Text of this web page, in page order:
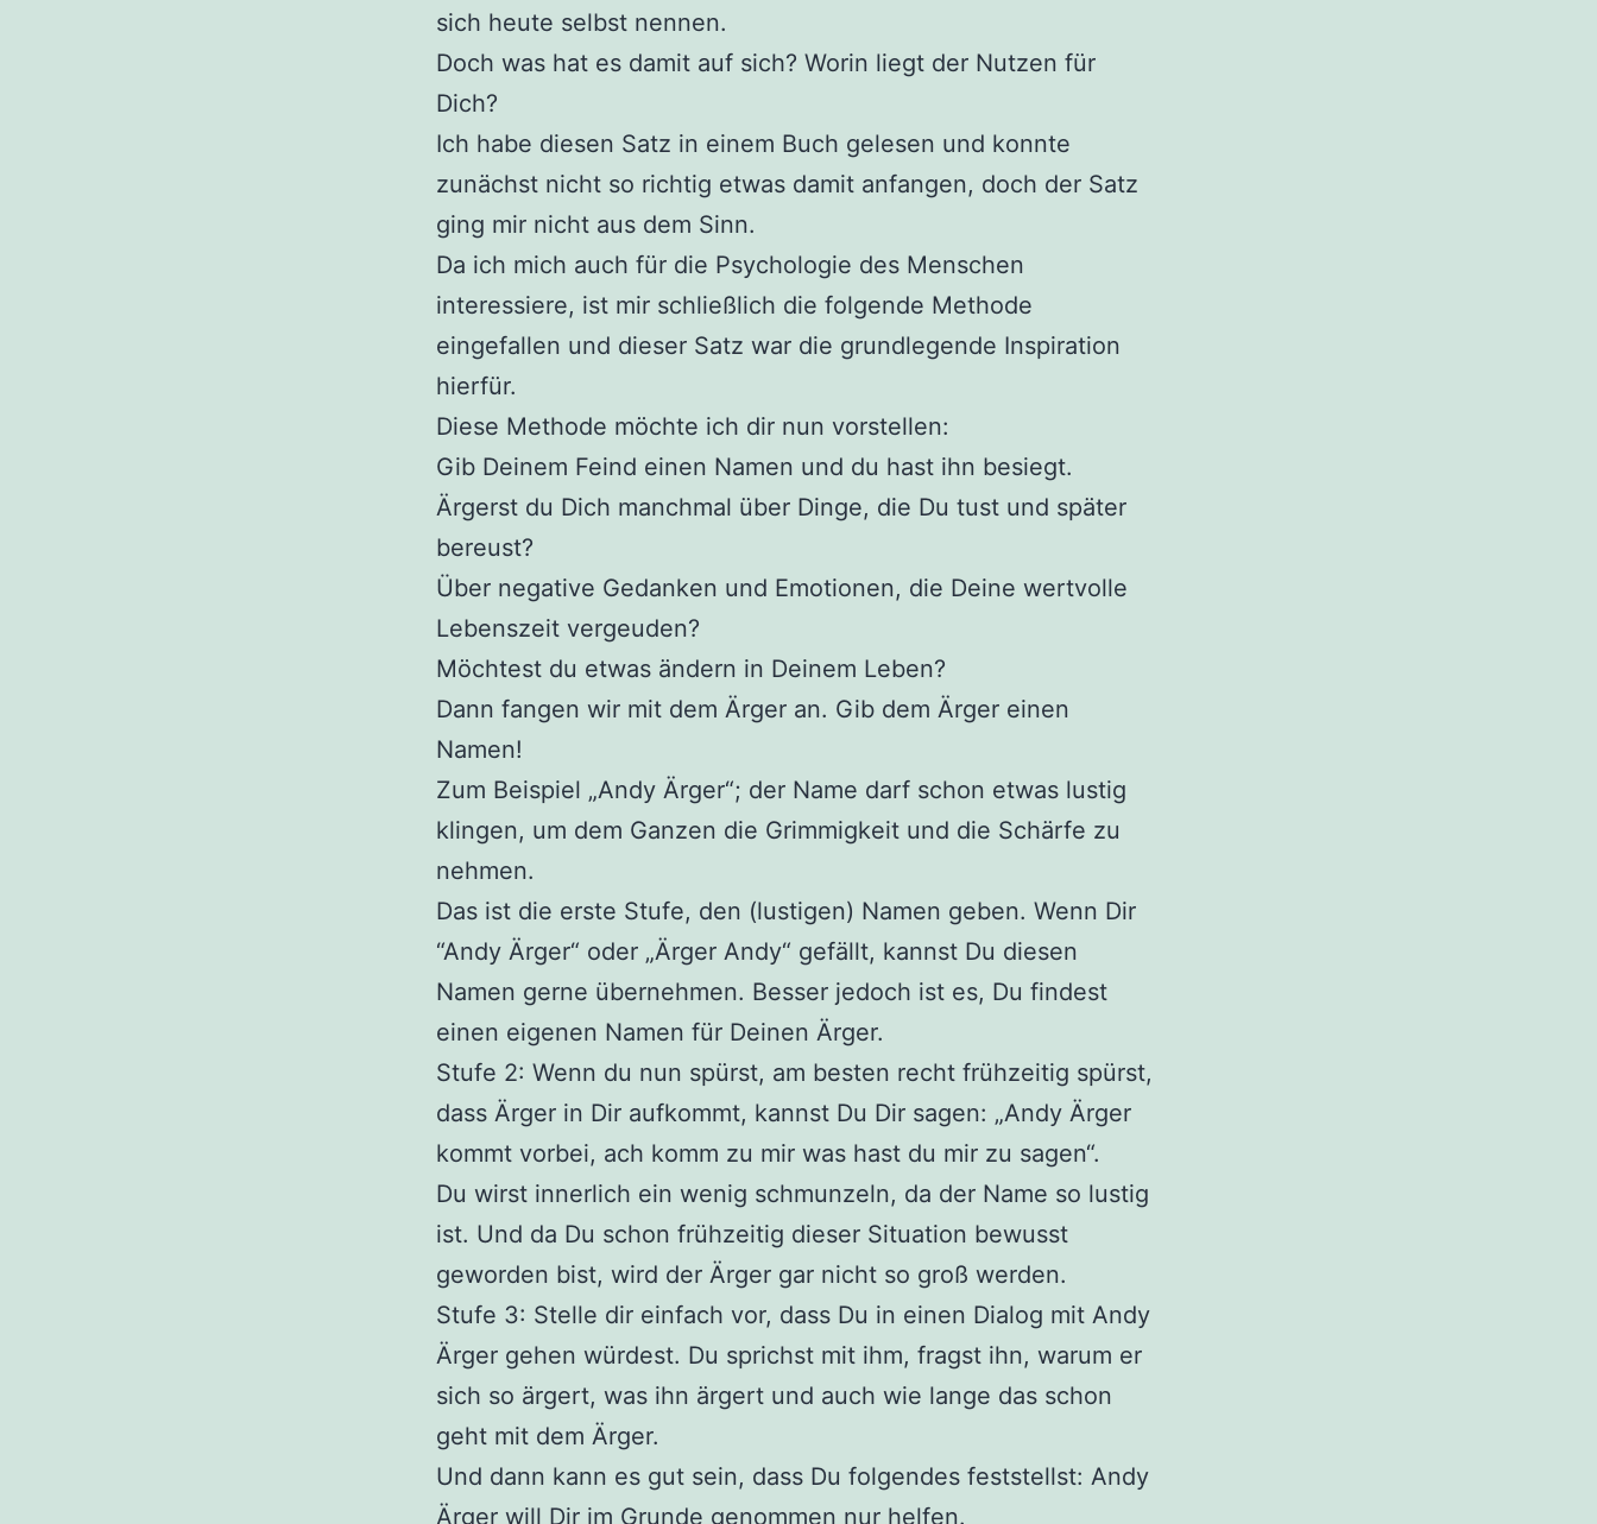
sich heute selbst nennen.
Doch was hat es damit auf sich? Worin liegt der Nutzen für
Dich?
Ich habe diesen Satz in einem Buch gelesen und konnte
zunächst nicht so richtig etwas damit anfangen, doch der Satz
ging mir nicht aus dem Sinn.
Da ich mich auch für die Psychologie des Menschen
interessiere, ist mir schließlich die folgende Methode
eingefallen und dieser Satz war die grundlegende Inspiration
hierfür.
Diese Methode möchte ich dir nun vorstellen:
Gib Deinem Feind einen Namen und du hast ihn besiegt.
Ärgerst du Dich manchmal über Dinge, die Du tust und später
bereust?
Über negative Gedanken und Emotionen, die Deine wertvolle
Lebenszeit vergeuden?
Möchtest du etwas ändern in Deinem Leben?
Dann fangen wir mit dem Ärger an. Gib dem Ärger einen
Namen!
Zum Beispiel „Andy Ärger“; der Name darf schon etwas lustig
klingen, um dem Ganzen die Grimmigkeit und die Schärfe zu
nehmen.
Das ist die erste Stufe, den (lustigen) Namen geben. Wenn Dir
“Andy Ärger“ oder „Ärger Andy“ gefällt, kannst Du diesen
Namen gerne übernehmen. Besser jedoch ist es, Du findest
einen eigenen Namen für Deinen Ärger.
Stufe 2: Wenn du nun spürst, am besten recht frühzeitig spürst,
dass Ärger in Dir aufkommt, kannst Du Dir sagen: „Andy Ärger
kommt vorbei, ach komm zu mir was hast du mir zu sagen“.
Du wirst innerlich ein wenig schmunzeln, da der Name so lustig
ist. Und da Du schon frühzeitig dieser Situation bewusst
geworden bist, wird der Ärger gar nicht so groß werden.
Stufe 3: Stelle dir einfach vor, dass Du in einen Dialog mit Andy
Ärger gehen würdest. Du sprichst mit ihm, fragst ihn, warum er
sich so ärgert, was ihn ärgert und auch wie lange das schon
geht mit dem Ärger.
Und dann kann es gut sein, dass Du folgendes feststellst: Andy
Ärger will Dir im Grunde genommen nur helfen.